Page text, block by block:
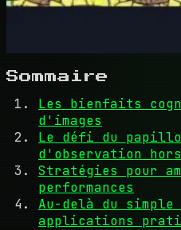
Sommaire
Les bienfaits
d'images
Le défi du
d'observation hors
Stratégies pour
performances
Au-delà du
applications